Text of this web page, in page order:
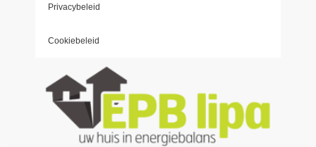
Privacybeleid
Cookiebeleid